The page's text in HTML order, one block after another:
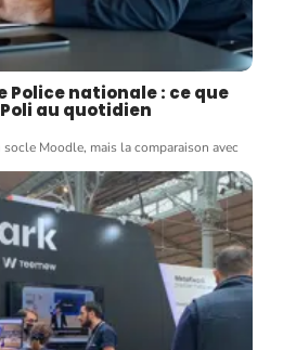
Police nationale : ce que
au quotidien
Moodle, mais la comparaison avec